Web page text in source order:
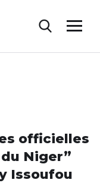
officielles
Niger”
Issoufou